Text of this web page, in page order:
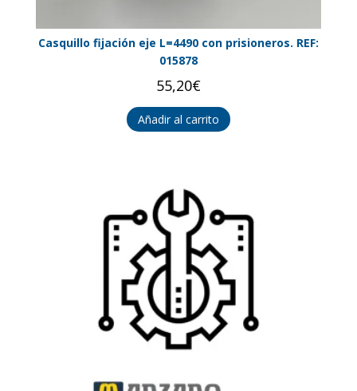
Casquillo fijación eje L=4490 con prisioneros. REF:
015878
55,20€
Añadir al carrito